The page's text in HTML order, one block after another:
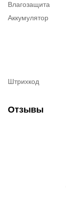
Влагозащита
Аккумулятор
Штрихкод
Отзывы